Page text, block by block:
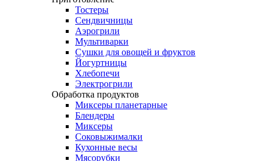
Тостеры
Сендвичницы
Аэрогрили
Мультиварки
Сушки для овощей и фруктов
Йогуртницы
Хлебопечи
Электрогрили
Обработка продуктов
Миксеры планетарные
Блендеры
Миксеры
Соковыжималки
Кухонные весы
Мясорубки